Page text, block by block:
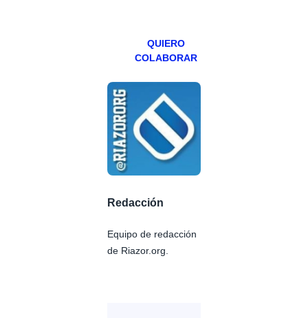
QUIERO
COLABORAR
Redacción
Equipo de redacción
de Riazor.org.